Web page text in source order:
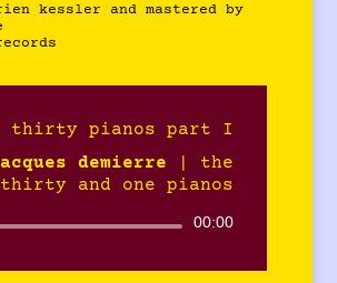
kessler and mastered by
thirty pianos part I
demierre
the
thirty and one pianos
Lecteur
00:00